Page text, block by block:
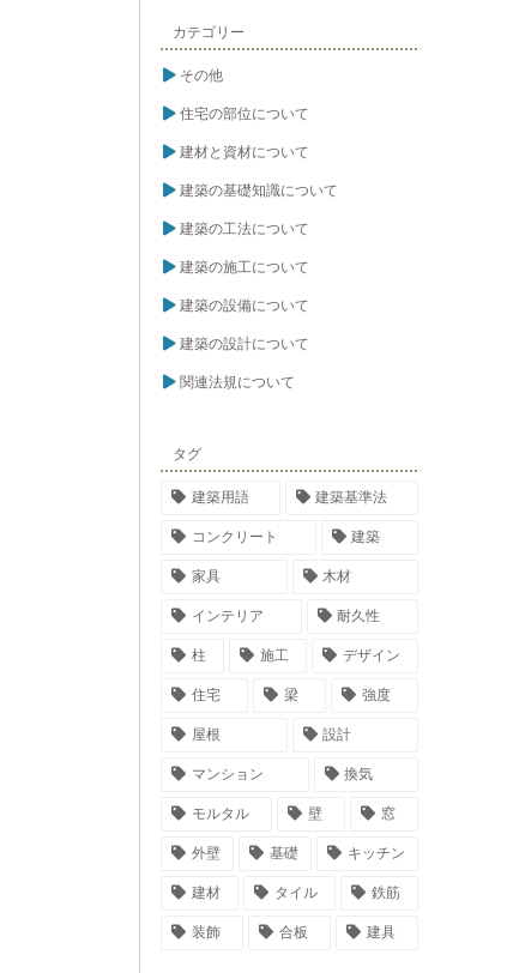
カテゴリー
その他
住宅の部位について
建材と資材について
建築の基礎知識について
建築の工法について
建築の施工について
建築の設備について
建築の設計について
関連法規について
タグ
建築用語 建築基準法
コンクリート 建築
家具 木材
インテリア 耐久性
柱 施工 デザイン
住宅 梁 強度
屋根 設計
マンション 換気
モルタル 壁 窓
外壁 基礎 キッチン
建材 タイル 鉄筋
装飾 合板 建具